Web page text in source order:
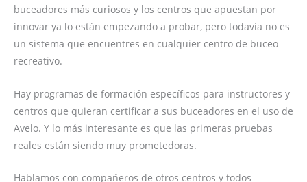
buceadores más curiosos y los centros que apuestan por
innovar ya lo están empezando a probar, pero todavía no es
un sistema que encuentres en cualquier centro de buceo
recreativo.
Hay programas de formación específicos para instructores y
centros que quieran certificar a sus buceadores en el uso de
Avelo. Y lo más interesante es que las primeras pruebas
reales están siendo muy prometedoras.
Hablamos con compañeros de otros centros y todos